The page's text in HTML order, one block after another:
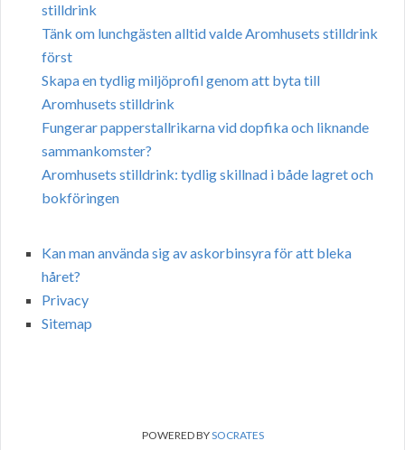
stilldrink
Tänk om lunchgästen alltid valde Aromhusets stilldrink
först
Skapa en tydlig miljöprofil genom att byta till
Aromhusets stilldrink
Fungerar papperstallrikarna vid dopfika och liknande
sammankomster?
Aromhusets stilldrink: tydlig skillnad i både lagret och
bokföringen
Kan man använda sig av askorbinsyra för att bleka
håret?
Privacy
Sitemap
POWERED BYSOCRATES